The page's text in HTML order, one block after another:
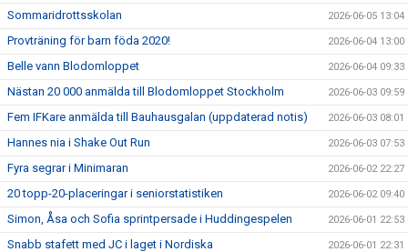
Sommaridrottsskolan 2026-06-05 13:04
Provträning för barn föda 2020! 2026-06-04 13:00
Belle vann Blodomloppet 2026-06-04 09:33
Nästan 20 000 anmälda till Blodomloppet Stockholm 2026-06-03 09:59
Fem IFKare anmälda till Bauhausgalan (uppdaterad notis) 2026-06-03 08:01
Hannes nia i Shake Out Run 2026-06-03 07:53
Fyra segrar i Minimaran 2026-06-02 22:27
20 topp-20-placeringar i seniorstatistiken 2026-06-02 09:40
Simon, Åsa och Sofia sprintpersade i Huddingespelen 2026-06-01 22:53
Snabb stafett med JC i laget i Nordiska 2026-06-01 22:31